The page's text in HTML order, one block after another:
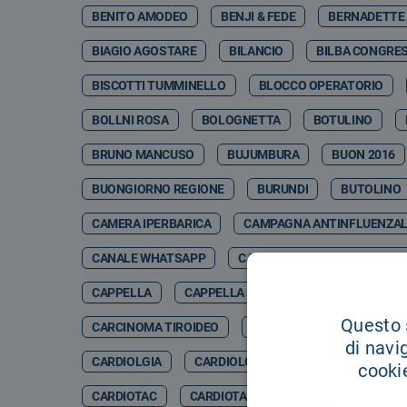
BENITO AMODEO BENJI & FEDE
BIAGIO AGOSTARE BILANCIO BILBA
BISCOTTI TUMMINELLO BLOCCO OPERATORIO
BOLLNI ROSA BOLOGNETTA BOTULINO
BRUNO MANCUSO BUJUMBURA BUON 2016
BUONGIORNO REGIONE BURUNDI BUTOLINO
CAMERA IPERBARICA CAMPAGNA
CANALE WHATSAPP CANCER GENETIC CENTER
CAPPELLA CAPPELLA DELL'OSPEDALE
CARCINOMA TIROIDEO CARCINOSI PERITONEALE
CARDIOLGIA CARDIOLOGCIA
CARDIOTAC CARDIOTARACICA
di